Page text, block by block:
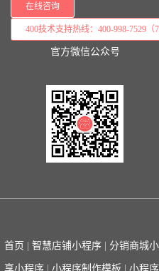
在线咨询
400技术支持热线：400-998-7529（
官方微信公众号
首页 | 智慧店铺小程序 | 分销商城
享小程序 | 小程序制作模板 | 小程